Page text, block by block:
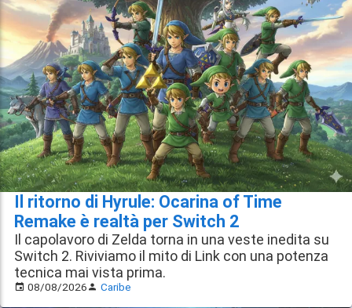
Il ritorno di Hyrule: Ocarina of Time
Remake è realtà per Switch 2
Il capolavoro di Zelda torna in una veste inedita su
Switch 2. Riviviamo il mito di Link con una potenza
tecnica mai vista prima.
08/08/2026 Caribe